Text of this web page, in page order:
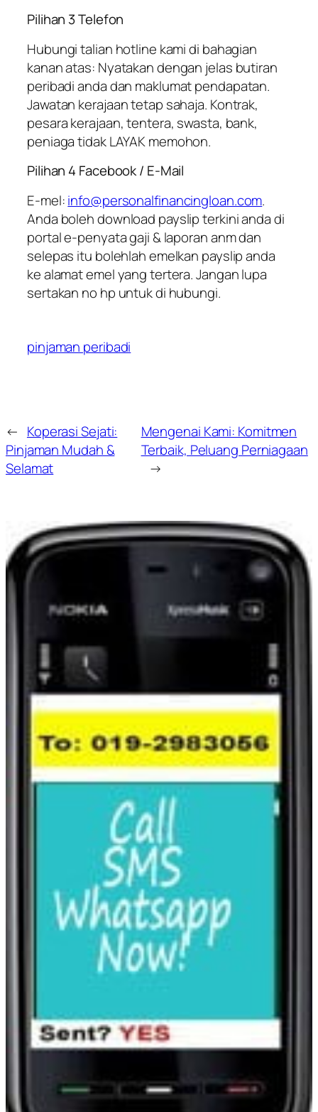
Pilihan 3 Telefon
Hubungi talian hotline kami di bahagian
kanan atas: Nyatakan dengan jelas butiran
peribadi anda dan maklumat pendapatan.
Jawatan kerajaan tetap sahaja. Kontrak,
pesara kerajaan, tentera, swasta, bank,
peniaga tidak LAYAK memohon.
Pilihan 4 Facebook / E-Mail
E-mel:info@personalfinancingloan.com.
Anda boleh download payslip terkini anda di
portal e-penyata gaji & laporan anm dan
selepas itu bolehlah emelkan payslip anda
ke alamat emel yang tertera. Jangan lupa
sertakan no hp untuk di hubungi.
pinjaman peribadi
← Koperasi Sejati:
Pinjaman Mudah &
Selamat
Mengenai Kami: Komitmen
Terbaik, Peluang Perniagaan
→